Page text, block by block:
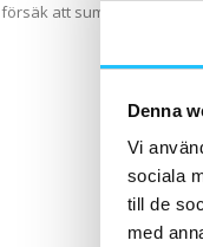
Denna
Vi
sociala
till de
med
försäk att summera...